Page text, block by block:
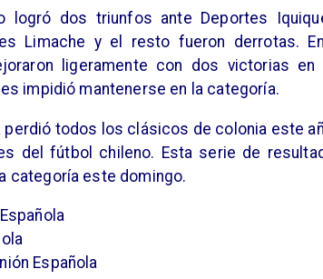
logró dos triunfos ante Deportes
Limache y el resto fueron derrotas.
ligeramente con dos victorias en
impidió mantenerse en la categoría.
perdió todos los clásicos de colonia este
del fútbol chileno. Esta serie de
categoría este domingo.
Española